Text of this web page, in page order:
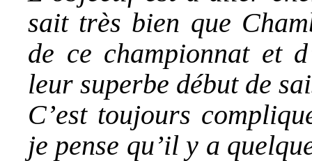
sait très bien que
de ce championnat et
leur superbe début de
C’est toujours
je pense qu’il y a